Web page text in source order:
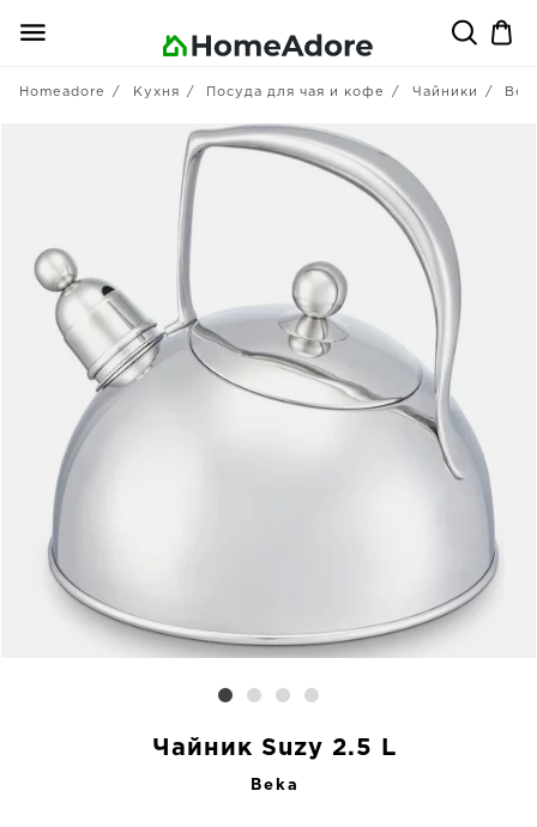
Homeadore Кухня Посуда для чая и кофе Чайники
Чайник Suzy 2.5 L
Beka